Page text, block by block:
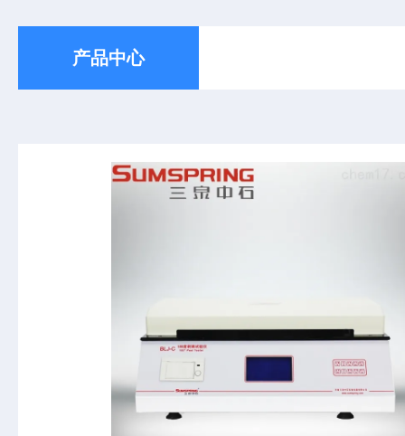
产品中心